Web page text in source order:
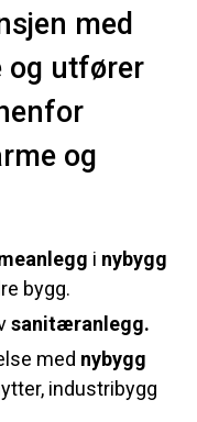
med
og utfører
og
i nybygg
bygg.
sanitæranlegg.
med nybygg
industribygg